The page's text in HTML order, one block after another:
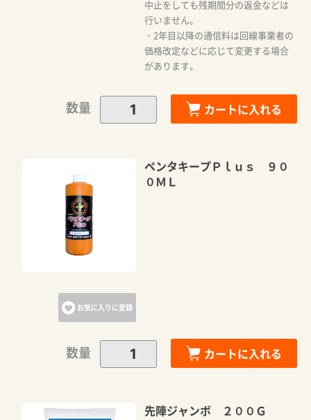
中止をしても残期間分の返金などは
行いません。
・2年目以降の通信料は回線事業者の
価格改定などに応じて変更する場合
があります。
数量 カートに入れる
お気に入りに登録
ペンタキープＰｌｕｓ ９０
０ＭＬ
数量 カートに入れる
先陣ジャンボ ２００Ｇ